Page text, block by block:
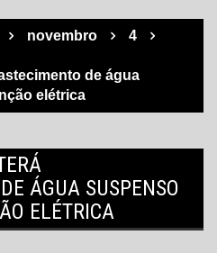
novembro
4
de água
elétrica
ÁGUA SUSPENSO
ELÉTRICA